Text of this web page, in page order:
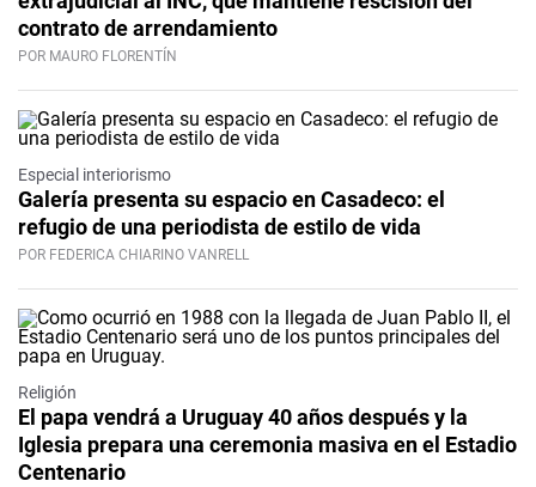
contrato de arrendamiento
POR MAURO FLORENTÍN
Especial interiorismo
Galería presenta su espacio en Casadeco: el
refugio de una periodista de estilo de vida
POR FEDERICA CHIARINO VANRELL
Religión
El papa vendrá a Uruguay 40 años después y la
Iglesia prepara una ceremonia masiva en el Estadio
Centenario